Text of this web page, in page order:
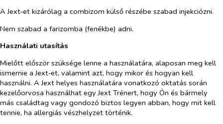
A Jext‑et kizárólag a combizom külső részébe szabad injekciózni.
Nem szabad a farizomba (fenékbe) adni.
Használati utasítás
Mielőtt először szüksége lenne a használatára, alaposan meg kell
ismernie a Jext‑et, valamint azt, hogy mikor és hogyan kell
használni. A Jext helyes használatára vonatkozó oktatás során
kezelőorvosa használhat egy Jext Trénert, hogy Ön és bármely
más családtag vagy gondozó biztos legyen abban, hogy mit kell
tennie, ha allergiás vészhelyzet történik.